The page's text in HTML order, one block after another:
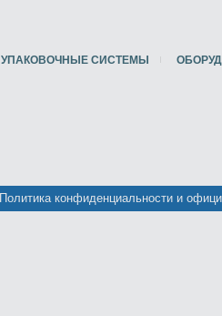
УПАКОВОЧНЫЕ СИСТЕМЫ
Политика конфиденциальности и